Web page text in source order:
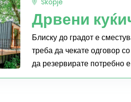
Skopje
Дрвени
Блиску до градот е
треба да чекате одговор
да резервирате потребно